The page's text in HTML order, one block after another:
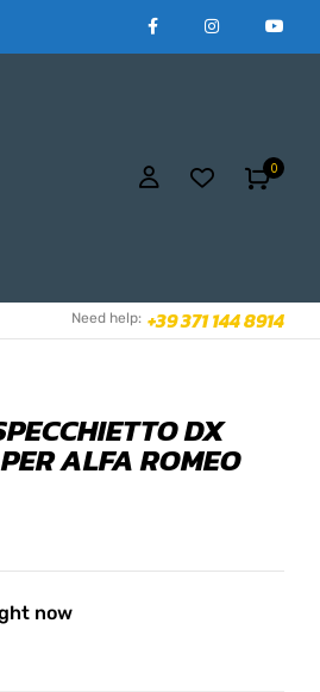
0
Need help: +39 371 144 8914
DX
ALFA ROMEO
now